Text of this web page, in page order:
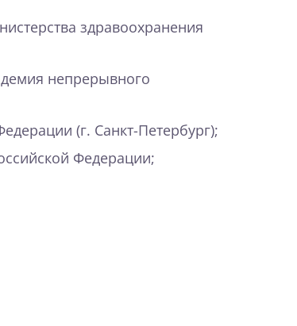
здравоохранения
непрерывного
(г. Санкт-Петербург);
Федерации;